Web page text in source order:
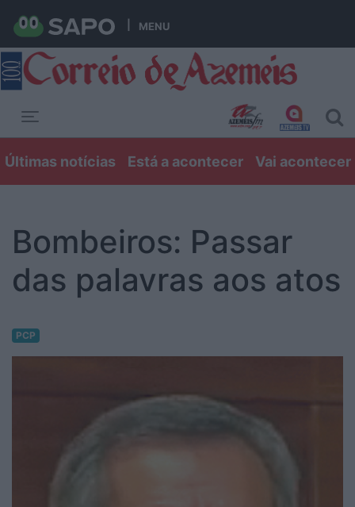
MENU
Últimas notícias Está a acontecer Vai acontecer
Bombeiros: Passar
das palavras aos atos
PCP